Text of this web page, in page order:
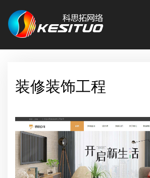
装修装饰工程